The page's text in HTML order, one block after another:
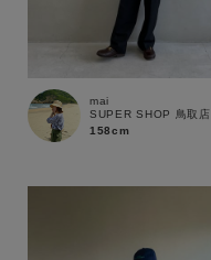
mai
SUPER SHOP 鳥取店
158cm